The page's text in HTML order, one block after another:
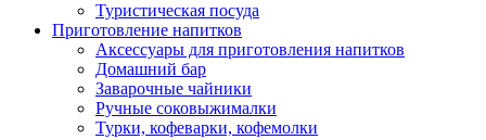
Туристическая посуда
Приготовление напитков
Аксессуары для приготовления напитков
Домашний бар
Заварочные чайники
Ручные соковыжималки
Турки, кофеварки, кофемолки